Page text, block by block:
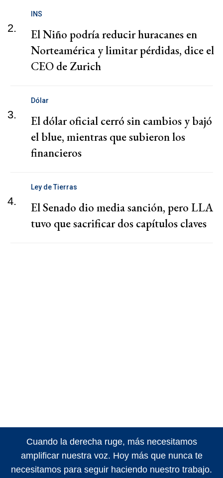
2.
INS
El Niño podría reducir huracanes en
Norteamérica y limitar pérdidas, dice el
CEO de Zurich
3.
Dólar
El dólar oficial cerró sin cambios y bajó
el blue, mientras que subieron los
financieros
4.
Ley de Tierras
El Senado dio media sanción, pero LLA
tuvo que sacrificar dos capítulos claves
Cuando la derecha ruge, más necesitamos
amplificar nuestra voz. Hoy más que nunca te
necesitamos para seguir haciendo nuestro trabajo.